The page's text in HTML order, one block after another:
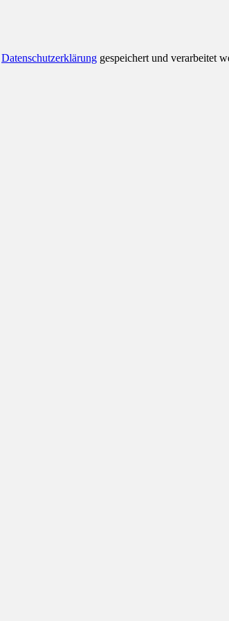
Datenschutzerklärung gespeichert und verarbeitet